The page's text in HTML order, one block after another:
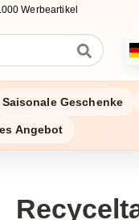
Werbeartikel
Saisonale Geschenke
Angebot